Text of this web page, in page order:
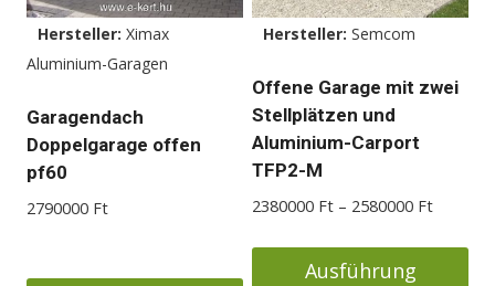
Optionen
können
auf
der
Produktseite
gewählt
Optionen
können
auf
der
Produktseite
gewählt
Hersteller: Ximax
Aluminium-Garagen
Garagendach
Doppelgarage offen
pf60
2790000 Ft
Hersteller: Semcom
Offene Garage mit zwei
Stellplätzen und
Aluminium-Carport
TFP2-M
2380000 Ft – 2580000 Ft
bis
Ausführung